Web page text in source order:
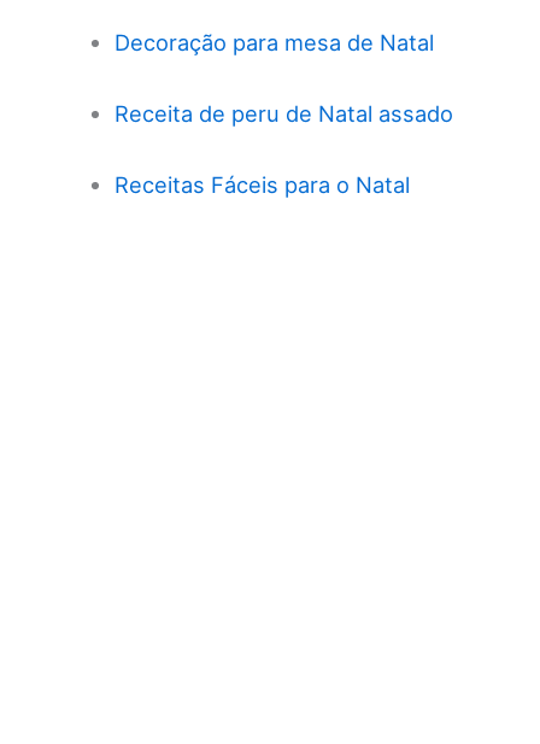
Decoração para mesa de Natal
Receita de peru de Natal assado
Receitas Fáceis para o Natal